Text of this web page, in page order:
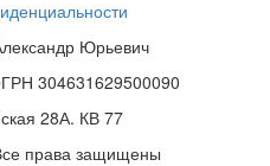
Юрьевич
304631629500090
28А. КВ 77
права защищены